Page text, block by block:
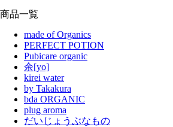
商品一覧
made of Organics
PERFECT POTION
Pubicare organic
余[yo]
kirei water
by Takakura
bda ORGANIC
plug aroma
だいじょうぶなもの